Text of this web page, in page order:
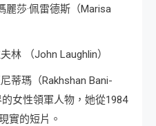
莎·佩雷德斯（Marisa
林 （John Laughlin）
蒂瑪（Rakhshan Bani-
女性領軍人物，她從1984
實的短片。